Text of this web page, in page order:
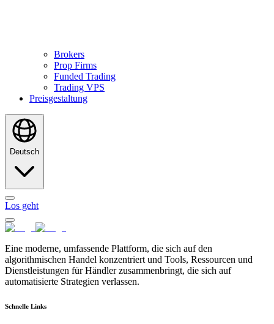
Brokers
Prop Firms
Funded Trading
Trading VPS
Preisgestaltung
Deutsch
Los geht
Eine moderne, umfassende Plattform, die sich auf den
algorithmischen Handel konzentriert und Tools, Ressourcen und
Dienstleistungen für Händler zusammenbringt, die sich auf
automatisierte Strategien verlassen.
Schnelle Links